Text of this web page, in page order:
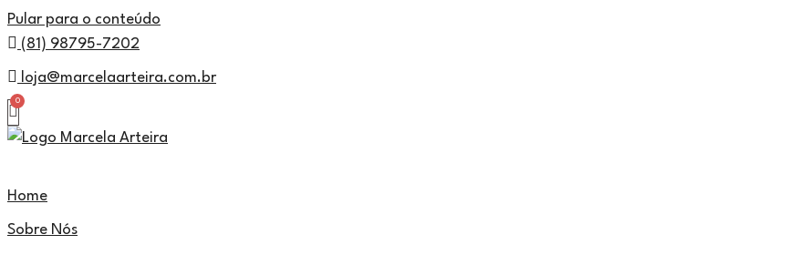
Pular para o conteúdo
(81) 98795-7202
loja@marcelaarteira.com.br
Home
Sobre Nós